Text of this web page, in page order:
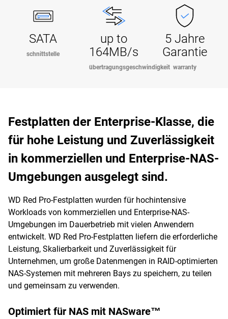
SATA
schnittstelle
up to
164MB/s
übertragungsgeschwindigkeit
5 Jahre
Garantie
warranty
Festplatten der Enterprise-Klasse, die
für hohe Leistung und Zuverlässigkeit
in kommerziellen und Enterprise-NAS-
Umgebungen ausgelegt sind.
WD Red Pro-Festplatten wurden für hochintensive
Workloads von kommerziellen und Enterprise-NAS-
Umgebungen im Dauerbetrieb mit vielen Anwendern
entwickelt. WD Red Pro-Festplatten liefern die erforderliche
Leistung, Skalierbarkeit und Zuverlässigkeit für
Unternehmen, um große Datenmengen in RAID-optimierten
NAS-Systemen mit mehreren Bays zu speichern, zu teilen
und gemeinsam zu verwenden.
Optimiert für NAS mit NASware™